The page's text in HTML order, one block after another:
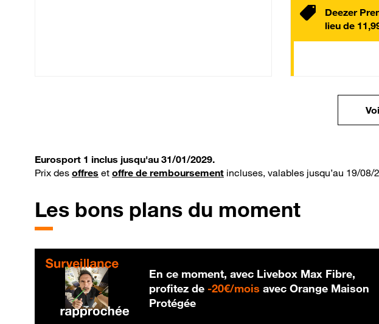
Deezer
lieu de
Eurosport 1 inclus jusqu'au 31/01/2029.
Prix des offres et offre de remboursement incluses, valables jusqu’au 19/08/
Les bons plans du moment
En ce moment, avec Livebox Max Fibre,
profitez de -20€/mois 20 € par mois
avec Orange Maison
Protégée